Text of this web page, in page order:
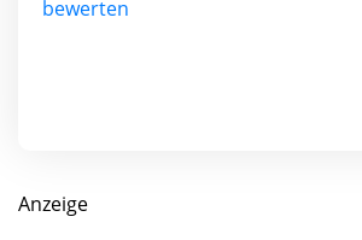
bewerten
Anzeige